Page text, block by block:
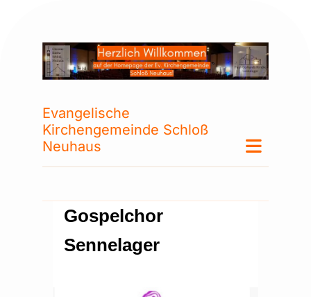
Evangelische
Kirchengemeinde Schloß
Neuhaus
Gospelchor
Sennelager